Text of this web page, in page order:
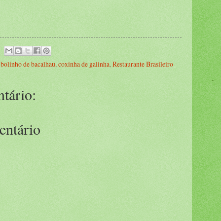
bolinho de bacalhau, coxinha de galinha, Restaurante Brasileiro
.